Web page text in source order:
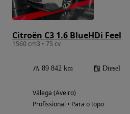
Citroën C3 1.6 BlueHDi Feel
1560 cm3 • 75 cv
89 842 km Diesel
Válega (Aveiro)
Profissional • Para o topo